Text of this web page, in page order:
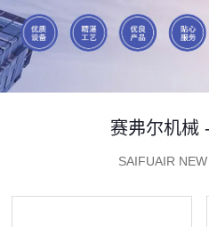
赛弗尔机械 -
SAIFUAIR